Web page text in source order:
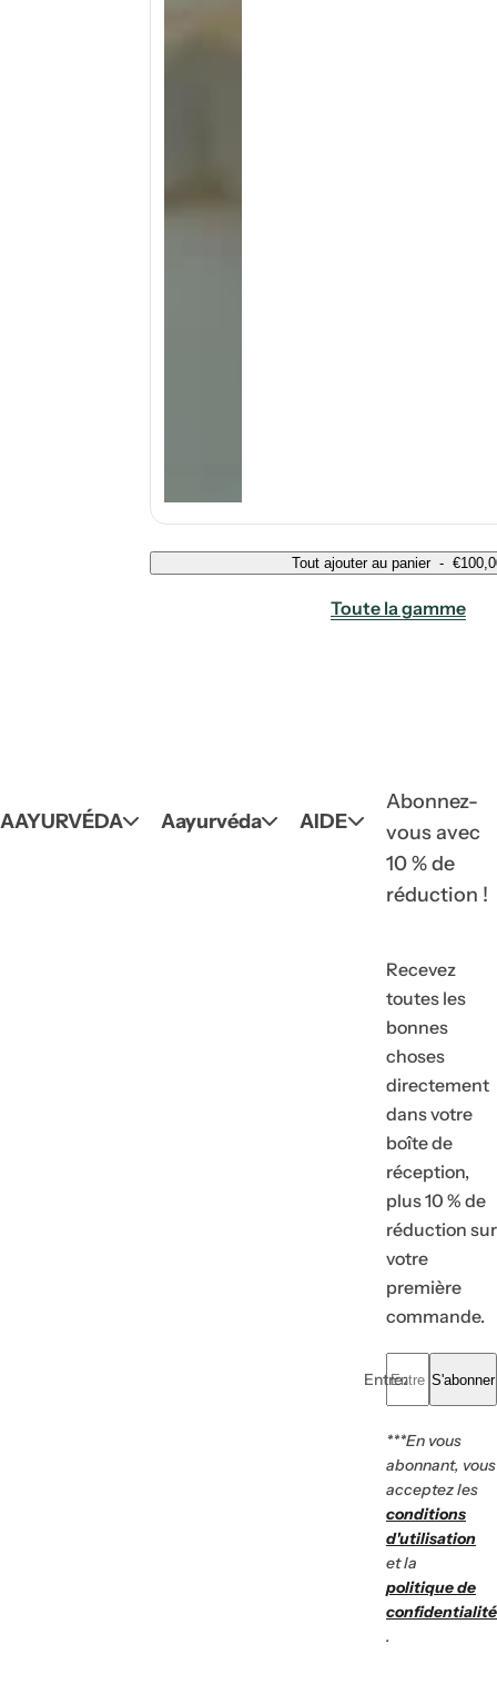
Tout ajouter au panier -
Toute la gamme
AAYURVÉDA Aayurvéda AIDE
Abonnez-
vous avec
10 % de
réduction !
Recevez
toutes les
bonnes
choses
directement
dans votre
boîte de
réception,
plus 10 % de
réduction sur
votre
première
commande.
Entrez votre e-
S'abonner
***En vous
abonnant, vous
acceptez les
conditions
d'utilisation
et la
politique de
confidentialité
.